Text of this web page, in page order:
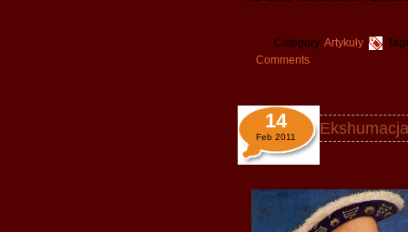
Category: Artykuły
Comments
14
Feb 2011